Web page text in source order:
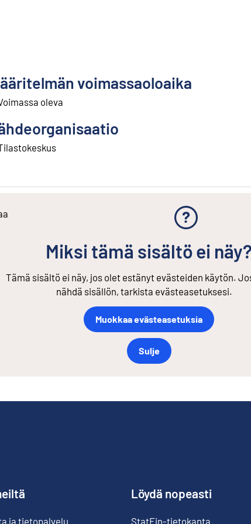
voimassaoloaika
oleva
Miksi tämä sisältö ei näy?
Tämä sisältö ei näy, jos olet estänyt evästeiden käytön.
nähdä sisällön, tarkista evästeasetuksesi.
Muokkaa evästeasetuksia
Sulje
ja tietopalvelu
Löydä nopeasti
StatFin-tietokanta